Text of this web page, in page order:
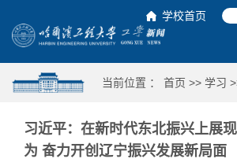
学校首页
当前位置 ： 首页 >> 学习
习近平：在新时代东北振兴上展
为 奋力开创辽宁振兴发展新局面